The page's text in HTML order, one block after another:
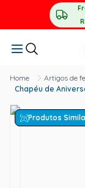
Artigos de
Chapéu de
Produtos